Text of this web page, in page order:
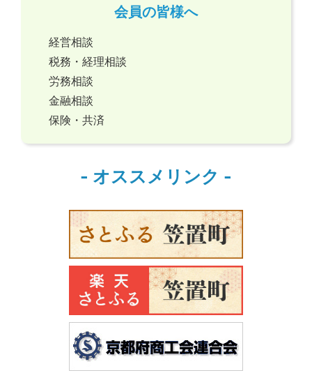
会員の皆様へ
経営相談
税務・経理相談
労務相談
金融相談
保険・共済
- オススメリンク -